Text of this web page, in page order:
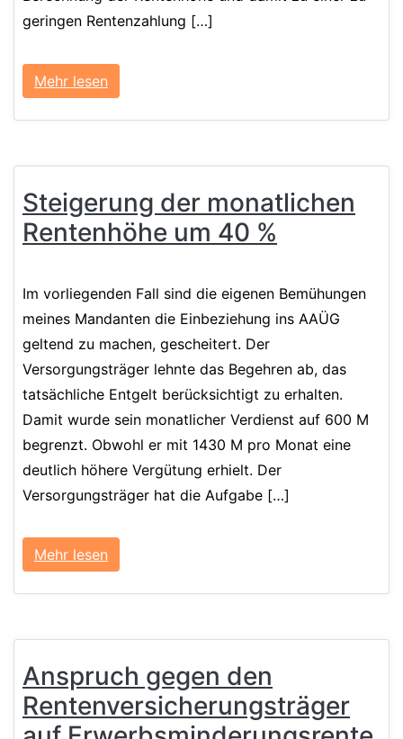
geringen Rentenzahlung […]
Mehr lesen
Steigerung der monatlichen
Rentenhöhe um 40 %
Im vorliegenden Fall sind die eigenen Bemühungen
meines Mandanten die Einbeziehung ins AAÜG
geltend zu machen, gescheitert. Der
Versorgungsträger lehnte das Begehren ab, das
tatsächliche Entgelt berücksichtigt zu erhalten.
Damit wurde sein monatlicher Verdienst auf 600 M
begrenzt. Obwohl er mit 1430 M pro Monat eine
deutlich höhere Vergütung erhielt. Der
Versorgungsträger hat die Aufgabe […]
Mehr lesen
Anspruch gegen den
Rentenversicherungs­träger